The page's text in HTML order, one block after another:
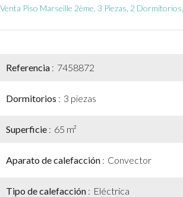
Venta Piso Marseille 2ème, 3 Piezas, 2
Referencia 7458872
Dormitorios 3 piezas
Superficie 65 m²
Aparato de calefacción Convector
Tipo de calefacción Eléctrica